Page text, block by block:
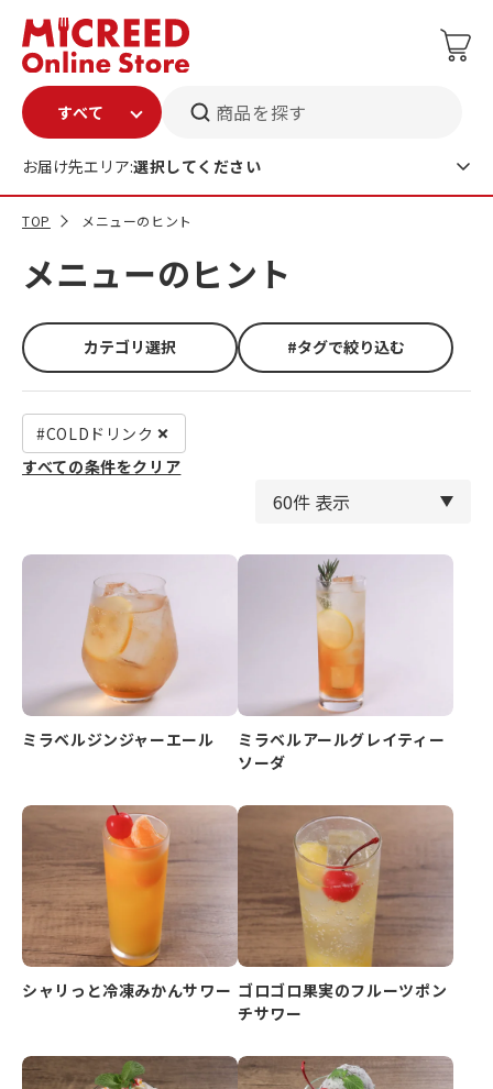
商品を探す
お届け先エリア:選択してください
TOP メニューのヒント
メニューのヒント
カテゴリ選択 #タグで絞り込む
#COLDドリンク
すべての条件をクリア
ミラベルジンジャーエール
ミラベルアールグレイティー
ソーダ
シャリっと冷凍みかんサワー ゴロゴロ果実のフルーツポン
チサワー